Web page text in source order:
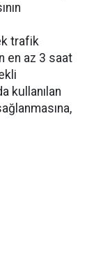
trafik
en az 3 saat
kullanılan